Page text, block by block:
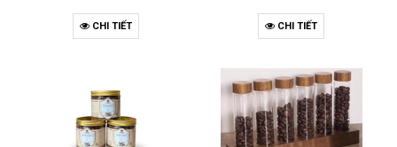
CHI TIẾT CHI TIẾT